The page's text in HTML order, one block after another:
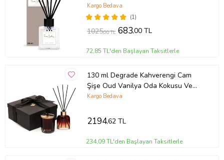
(Karışık)
(1)
Kargo Bedava
1025,00 TL 683,00 TL
72,85 TL'den Başlayan Taksitlerle
130 ml Degrade Kahverengi Cam
Şişe Oud Vanilya Oda Kokusu Ve
Vegan Mum Seti (Dekoratif Sıvama
Kargo Bedava
2194,62 TL
234,09 TL'den Başlayan Taksitlerle